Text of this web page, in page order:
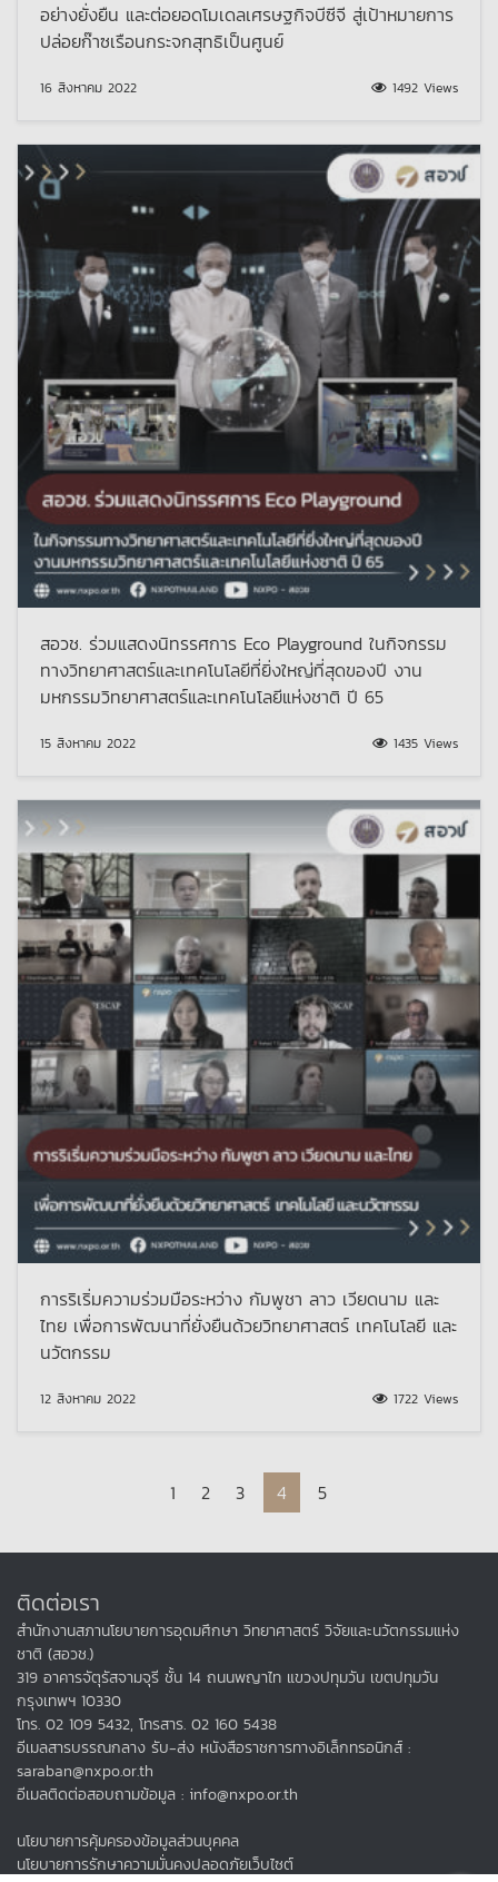
อย่างยั่งยืน และต่อยอดโมเดลเศรษฐกิจบีซีจี สู่เป้าหมายการ
ปล่อยก๊าซเรือนกระจกสุทธิเป็นศูนย์
16 สิงหาคม 2022 1492 Views
สอวช. ร่วมแสดงนิทรรศการ Eco Playground ในกิจกรรม
ทางวิทยาศาสตร์และเทคโนโลยีที่ยิ่งใหญ่ที่สุดของปี งาน
มหกรรมวิทยาศาสตร์และเทคโนโลยีแห่งชาติ ปี 65
15 สิงหาคม 2022 1435 Views
การริเริ่มความร่วมมือระหว่าง กัมพูชา ลาว เวียดนาม และ
ไทย เพื่อการพัฒนาที่ยั่งยืนด้วยวิทยาศาสตร์ เทคโนโลยี และ
นวัตกรรม
12 สิงหาคม 2022 1722 Views
Page
1 Page
2 Page
3 Current Page
4 Page
5
ติดต่อเรา
สำนักงานสภานโยบายการอุดมศึกษา วิทยาศาสตร์ วิจัยและนวัตกรรมแห่ง
ชาติ (สอวช.)
319 อาคารจัตุรัสจามจุรี ชั้น 14 ถนนพญาไท แขวงปทุมวัน เขตปทุมวัน
กรุงเทพฯ 10330
โทร. 02 109 5432, โทรสาร. 02 160 5438
อีเมลสารบรรณกลาง รับ-ส่ง หนังสือราชการทางอิเล็กทรอนิกส์ :
saraban@nxpo.or.th
อีเมลติดต่อสอบถามข้อมูล : info@nxpo.or.th
นโยบายการคุ้มครองข้อมูลส่วนบุคคล
นโยบายการรักษาความมั่นคงปลอดภัยเว็บไซต์